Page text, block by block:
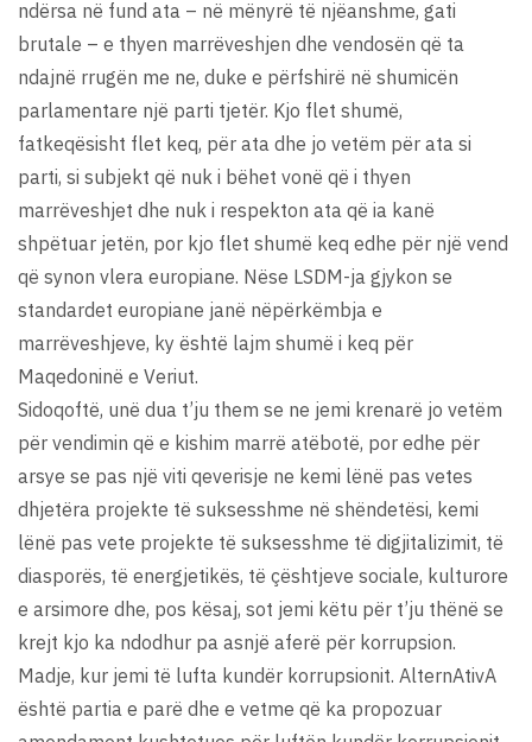
ndërsa në fund ata – në mënyrë të njëanshme, gati
brutale – e thyen marrëveshjen dhe vendosën që ta
ndajnë rrugën me ne, duke e përfshirë në shumicën
parlamentare një parti tjetër. Kjo flet shumë,
fatkeqësisht flet keq, për ata dhe jo vetëm për ata si
parti, si subjekt që nuk i bëhet vonë që i thyen
marrëveshjet dhe nuk i respekton ata që ia kanë
shpëtuar jetën, por kjo flet shumë keq edhe për një vend
që synon vlera europiane. Nëse LSDM-ja gjykon se
standardet europiane janë nëpërkëmbja e
marrëveshjeve, ky është lajm shumë i keq për
Maqedoninë e Veriut.
Sidoqoftë, unë dua t’ju them se ne jemi krenarë jo vetëm
për vendimin që e kishim marrë atëbotë, por edhe për
arsye se pas një viti qeverisje ne kemi lënë pas vetes
dhjetëra projekte të suksesshme në shëndetësi, kemi
lënë pas vete projekte të suksesshme të digjitalizimit, të
diasporës, të energjetikës, të çështjeve sociale, kulturore
e arsimore dhe, pos kësaj, sot jemi këtu për t’ju thënë se
krejt kjo ka ndodhur pa asnjë aferë për korrupsion.
Madje, kur jemi të lufta kundër korrupsionit. AlternAtivA
është partia e parë dhe e vetme që ka propozuar